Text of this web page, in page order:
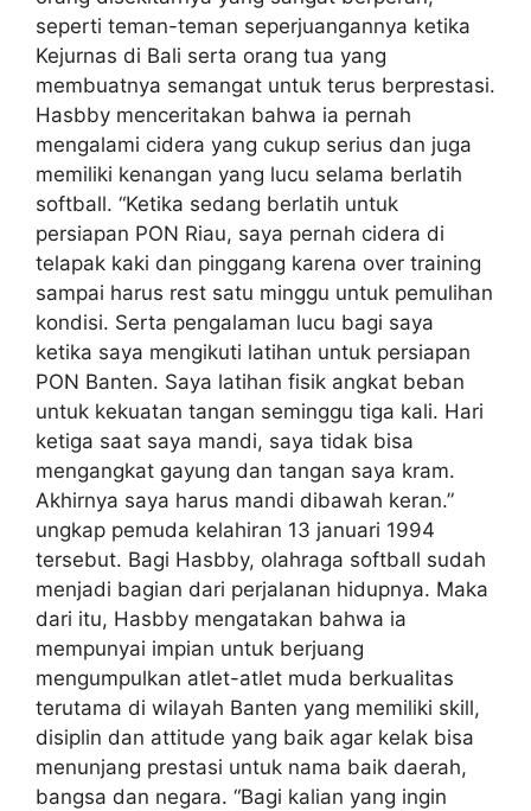
seperti teman-teman seperjuangannya ketika
Kejurnas di Bali serta orang tua yang
membuatnya semangat untuk terus berprestasi.
Hasbby menceritakan bahwa ia pernah
mengalami cidera yang cukup serius dan juga
memiliki kenangan yang lucu selama berlatih
softball. “Ketika sedang berlatih untuk
persiapan PON Riau, saya pernah cidera di
telapak kaki dan pinggang karena over training
sampai harus rest satu minggu untuk pemulihan
kondisi. Serta pengalaman lucu bagi saya
ketika saya mengikuti latihan untuk persiapan
PON Banten. Saya latihan fisik angkat beban
untuk kekuatan tangan seminggu tiga kali. Hari
ketiga saat saya mandi, saya tidak bisa
mengangkat gayung dan tangan saya kram.
Akhirnya saya harus mandi dibawah keran.”
ungkap pemuda kelahiran 13 januari 1994
tersebut. Bagi Hasbby, olahraga softball sudah
menjadi bagian dari perjalanan hidupnya. Maka
dari itu, Hasbby mengatakan bahwa ia
mempunyai impian untuk berjuang
mengumpulkan atlet-atlet muda berkualitas
terutama di wilayah Banten yang memiliki skill,
disiplin dan attitude yang baik agar kelak bisa
menunjang prestasi untuk nama baik daerah,
bangsa dan negara. “Bagi kalian yang ingin